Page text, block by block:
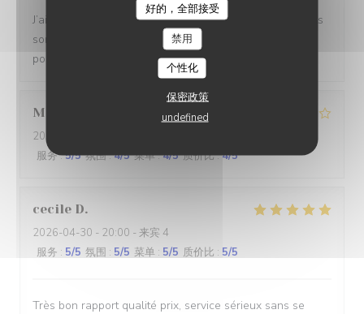
好的，全部接受
禁用
个性化
保密政策
undefined
J’ai passé une fois de plus un voyage culinaire , les plats
sont recherchés et excellente, l’équipe est gentille au
possible et à l’écoute Je recommande vivement
Manon
2026-05-02
服务:5/5 氛围:4/5 菜单:4/5 质价比:4/5
cecile D
2026-04-30 - 20:00 - 来宾 4
服务 : 5/5 氛围 : 5/5 菜单 : 5/5 质价比 : 5/5
Très bon rapport qualité prix, service sérieux sans se